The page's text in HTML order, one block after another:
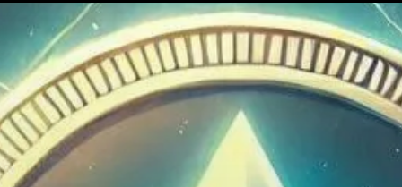
Stellar Lumen (XLM) a attiré
l’attention des investisseurs,
avec sa forte performance au